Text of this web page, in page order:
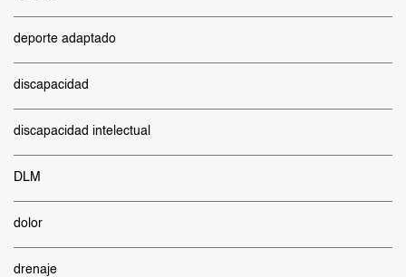
deporte adaptado
discapacidad
discapacidad intelectual
DLM
dolor
drenaje